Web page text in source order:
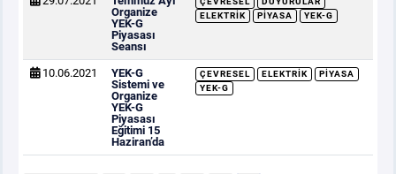
Organize
YEK-G
Piyasası
Seansı
ELEKTRIK
PIYASA YEK-G
10.06.2021
YEK-G
Sistemi ve
Organize
YEK-G
Piyasası
Eğitimi 15
Haziran’da
ÇEVRESEL ELEKTRIK
PIYASA
YEK-G